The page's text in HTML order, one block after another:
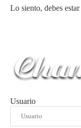
Lo siento, debes estar
Usuario